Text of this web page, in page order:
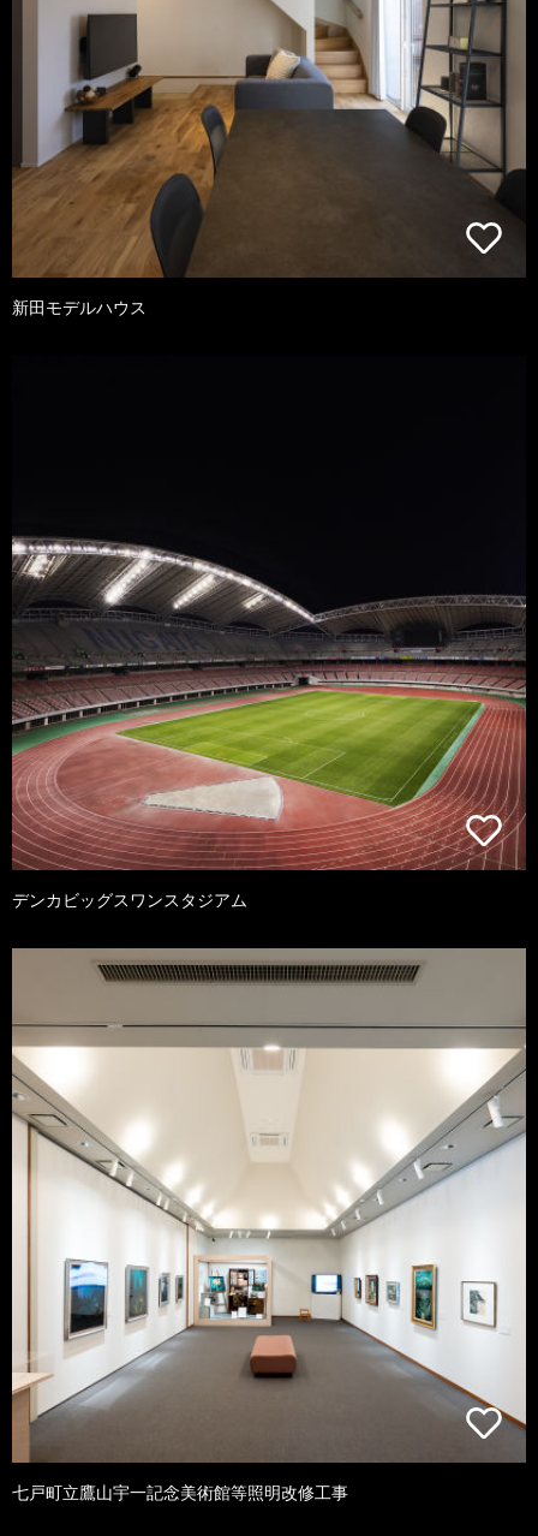
新田モデルハウス
デンカビッグスワンスタジアム
七戸町立鷹山宇一記念美術館等照明改修工事